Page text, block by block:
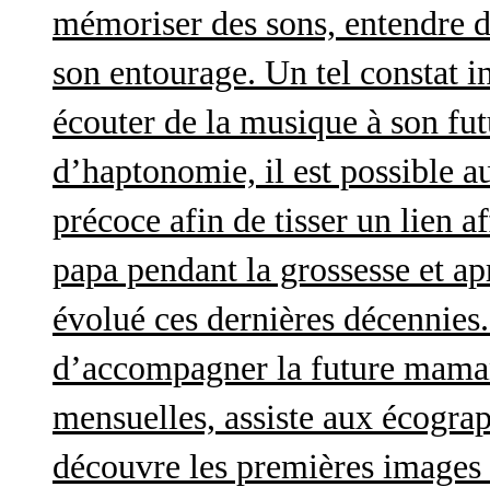
mémoriser des sons, entendre
son entourage. Un tel constat
écouter de la musique à son
d’haptonomie, il est possible
précoce afin de tisser un lien
papa pendant la grossesse et
évolué ces dernières
d’accompagner la future
mensuelles, assiste aux
découvre les premières